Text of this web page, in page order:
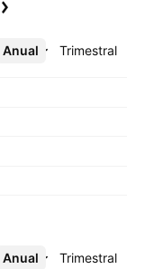
Anual Trimestral
Más
Anual Trimestral
Más